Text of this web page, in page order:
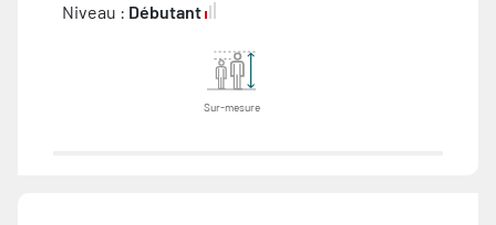
Niveau : Débutant
Sur-mesure